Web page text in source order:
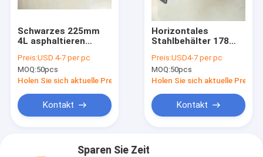
Schwarzes 225mm
4L asphaltieren
mit 178 × 178mm
unterer Größe
Preis:USD 4-7 per pc
MOQ:50pcs
Holen Sie sich aktuelle Preis
Kontakt
Horizontales
Stahlbehälter 178
178MM für
Blockbaugruppen
Preis:USD4-7 per pc
MOQ:50pcs
Holen Sie sich aktuelle Preis
Kontakt
Sparen Sie Zeit